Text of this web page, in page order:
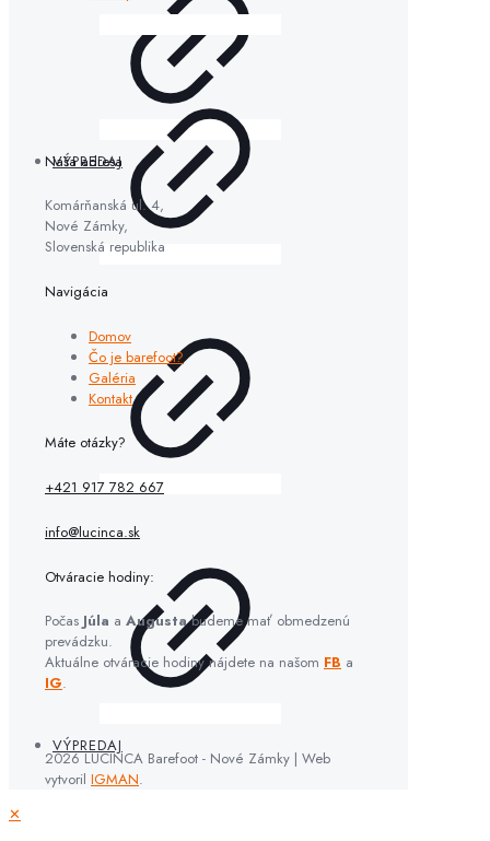
VÝPREDAJ
VÝPREDAJ
Naša adresa
Komárňanská ul. 4,
Nové Zámky,
Slovenská republika
Navigácia
Domov
Čo je barefoot?
Galéria
Kontakt
Máte otázky?
+421 917 782 667
info@lucinca.sk
Otváracie hodiny:
Počas Júla a Augustabudeme mať obmedzenú
prevádzku.
Aktuálne otváracie hodiny nájdete na našom FB a
IG.
2026 LUCINCA Barefoot - Nové Zámky | Web
vytvoril IGMAN.
✕